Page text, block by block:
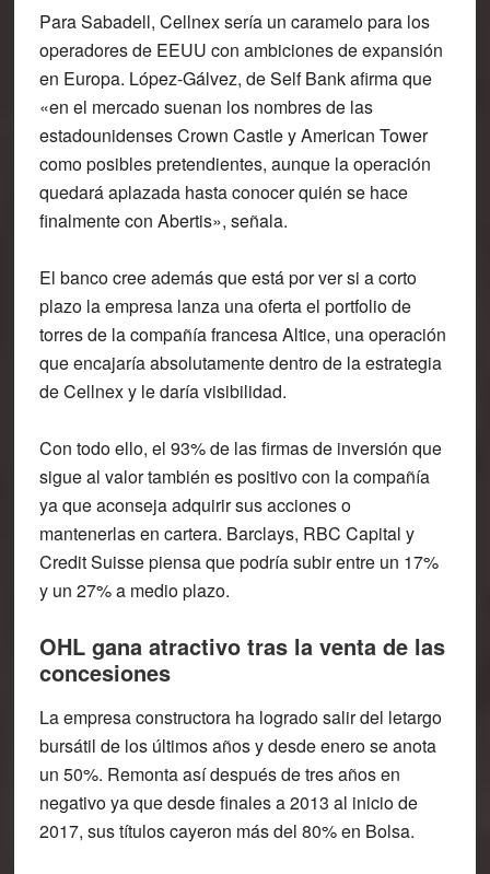
Para Sabadell, Cellnex sería un caramelo para los
operadores de EEUU con ambiciones de expansión
en Europa. López-Gálvez, de Self Bank afirma que
«en el mercado suenan los nombres de las
estadounidenses Crown Castle y American Tower
como posibles pretendientes, aunque la operación
quedará aplazada hasta conocer quién se hace
finalmente con Abertis», señala.
El banco cree además que está por ver si a corto
plazo la empresa lanza una oferta el portfolio de
torres de la compañía francesa Altice, una operación
que encajaría absolutamente dentro de la estrategia
de Cellnex y le daría visibilidad.
Con todo ello, el 93% de las firmas de inversión que
sigue al valor también es positivo con la compañía
ya que aconseja adquirir sus acciones o
mantenerlas en cartera. Barclays, RBC Capital y
Credit Suisse piensa que podría subir entre un 17%
y un 27% a medio plazo.
OHL gana atractivo tras la venta de las
concesiones
La empresa constructora ha logrado salir del letargo
bursátil de los últimos años y desde enero se anota
un 50%. Remonta así después de tres años en
negativo ya que desde finales a 2013 al inicio de
2017, sus títulos cayeron más del 80% en Bolsa.